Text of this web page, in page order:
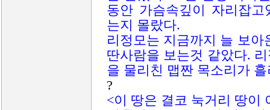
동안 가슴속깊이 자리잡
는지 몰랐다.
리정모는 지금까지 늘 보
딴사람을 보는것 같았다.
을 물리친 맵짠 목소리가
?
<이 땅은 결코 눅거리 땅이